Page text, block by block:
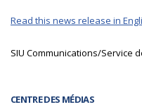
CENTRE DES MÉDIAS
Read this news release in
SIU Communications/Service